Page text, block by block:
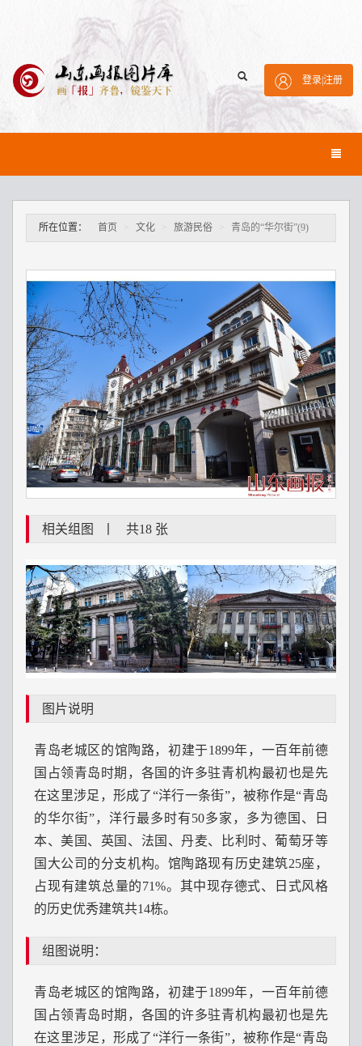
登录注册
所在位置： 首页 文化 旅游民俗 青岛的“华尔街”(9)
相关组图 共18 张
图片说明
青岛老城区的馆陶路，初建于1899年，一百年前德
国占领青岛时期，各国的许多驻青机构最初也是先
在这里涉足，形成了“洋行一条街”，被称作是“青岛
的华尔街”，洋行最多时有50多家，多为德国、日
本、美国、英国、法国、丹麦、比利时、葡萄牙等
国大公司的分支机构。馆陶路现有历史建筑25座，
占现有建筑总量的71%。其中现存德式、日式风格
的历史优秀建筑共14栋。
组图说明：
青岛老城区的馆陶路，初建于1899年，一百年前德
国占领青岛时期，各国的许多驻青机构最初也是先
在这里涉足，形成了“洋行一条街”，被称作是“青岛